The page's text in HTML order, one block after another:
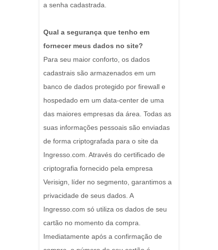
a senha cadastrada.
Qual a segurança que tenho em
fornecer meus dados no site?
Para seu maior conforto, os dados
cadastrais são armazenados em um
banco de dados protegido por firewall e
hospedado em um data-center de uma
das maiores empresas da área. Todas as
suas informações pessoais são enviadas
de forma criptografada para o site da
Ingresso.com. Através do certificado de
criptografia fornecido pela empresa
Verisign, líder no segmento, garantimos a
privacidade de seus dados. A
Ingresso.com só utiliza os dados de seu
cartão no momento da compra.
Imediatamente após a confirmação de